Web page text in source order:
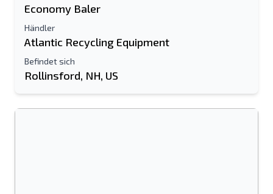
Economy Baler
Händler
Atlantic Recycling Equipment
Befindet sich
Rollinsford, NH, US